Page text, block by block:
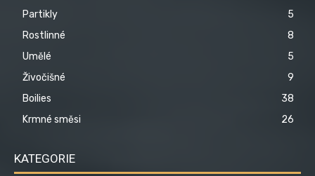
Partikly
5
Rostlinné
8
Umělé
5
Živočišné
9
Boilies
38
Krmné směsi
26
KATEGORIE